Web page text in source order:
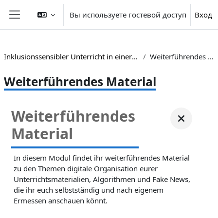
Перейти к основному содержанию
Боковая панель
Вы используете гостевой доступ Вход
Inklusionssensibler Unterricht in einer digitalen Welt Weiterführendes Material
Weiterführendes Material
Weiterführendes
Material
In diesem Modul findet ihr weiterführendes Material
zu den Themen digitale Organisation eurer
Unterrichtsmaterialien, Algorithmen und Fake News,
die ihr euch selbstständig und nach eigenem
Ermessen anschauen könnt.